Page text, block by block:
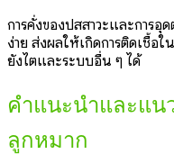
การคั่งของปัสสาวะและการอุ
ง่าย ส่งผลให้เกิดการติดเชื้อ
ยังไตและระบบอื่น ๆ ได้
คำแนะนำและแ
ลูกหมาก